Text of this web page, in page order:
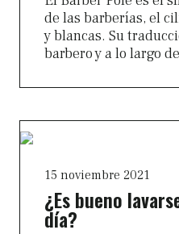
de las barberías, el
y blancas. Su
barbero y a lo largo
15 noviembre 2021
¿Es bueno
día?